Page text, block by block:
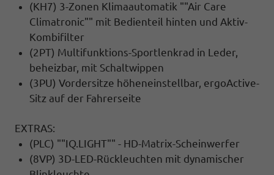
(KH7) 3-Zonen Klimaautomatik ""Air Care
Climatronic"" mit Bedienteil hinten und Aktiv-
Kombifilter
(2PT) Multifunktions-Sportlenkrad in Leder,
beheizbar, mit Schaltwippen
(3PU) Vordersitze höheneinstellbar, ergoActive-
Sitz auf der Fahrerseite
EXTRAS:
(PLC) ""IQ.LIGHT"" - HD-Matrix-Scheinwerfer
(8VP) 3D-LED-Rückleuchten mit dynamischer